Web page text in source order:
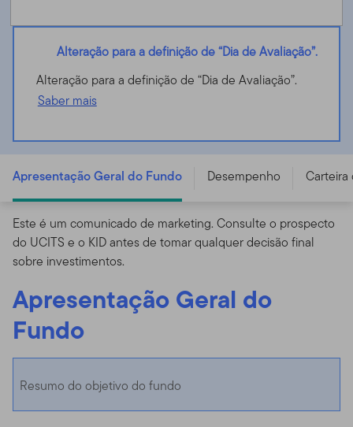
Alteração para a definição de “Dia de Avaliação”.
Alteração para a definição de “Dia de Avaliação”.
Saber mais
- A (acc) EUR-H1 - LU1704830493
Apresentação Geral do Fundo Desempenho
Este é um comunicado de marketing. Consulte o prospecto
do UCITS e o KID antes de tomar qualquer decisão final
sobre investimentos.
Apresentação Geral do
Fundo
Resumo do objetivo do fundo